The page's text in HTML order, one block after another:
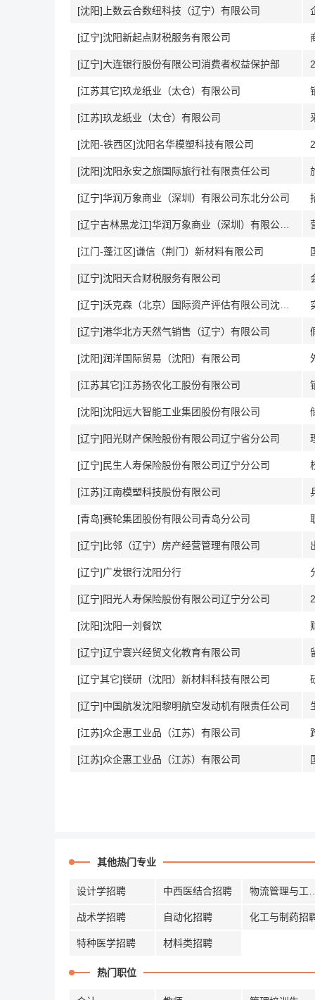
[沈阳]上数云合数纽科技（辽宁）有限公司
[辽宁]沈阳新起点财税服务有限公司
[辽宁]大连银行股份有限公司消费者权益保护部
[江苏其它]玖龙纸业（太仓）有限公司
[江苏]玖龙纸业（太仓）有限公司
[沈阳-铁西区]沈阳名华模塑科技有限公司
[沈阳]沈阳永安之旅国际旅行社有限责任公司
[辽宁]华润万象商业（深圳）有限公司东北分公司
[江门-蓬江区]谦信（荆门）新材料有限公司
[辽宁]沈阳天合财税服务有限公司
[辽宁]港华北方天然气销售（辽宁）有限公司
[沈阳]润洋国际贸易（沈阳）有限公司
[江苏其它]江苏扬农化工股份有限公司
[沈阳]沈阳远大智能工业集团股份有限公司
[辽宁]阳光财产保险股份有限公司辽宁省分公司
[辽宁]民生人寿保险股份有限公司辽宁分公司
[江苏]江南模塑科技股份有限公司
[青岛]赛轮集团股份有限公司青岛分公司
[辽宁]比邻（辽宁）房产经营管理有限公司
[辽宁]广发银行沈阳分行
[辽宁]阳光人寿保险股份有限公司辽宁分公司
[沈阳]沈阳一刘餐饮
[辽宁]辽宁寰兴经贸文化教育有限公司
[辽宁其它]镁研（沈阳）新材料科技有限公司
[辽宁]中国航发沈阳黎明航空发动机有限责任公司
[江苏]众企惠工业品（江苏）有限公司
[江苏]众企惠工业品（江苏）有限公司
其他热门专业
设计学招聘 中西医结合招聘
战术学招聘 自动化招聘 化工与制药招
特种医学招聘 材料类招聘
热门职位